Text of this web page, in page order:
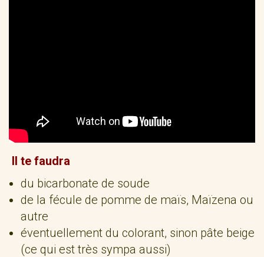
Il te faudra
du bicarbonate de soude
de la fécule de pomme de maïs, Maïzena ou
autre
éventuellement du colorant, sinon pâte beige
(ce qui est très sympa aussi)